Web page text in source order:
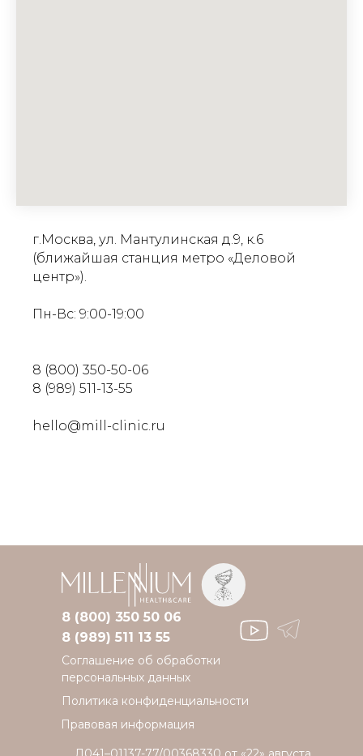
г.Москва, ул. Мантулинская д.9, к.6
(ближайшая станция метро «Деловой
центр»).
Пн-Вс: 9:00-19:00
8 (800) 350-50-06
8 (989) 511-13-55
hello@mill-clinic.ru
Соглашение об обработки
персональных данных
Политика конфиденциальности
Правовая информация
8 (800) 350 50 06
8 (989) 511 13 55